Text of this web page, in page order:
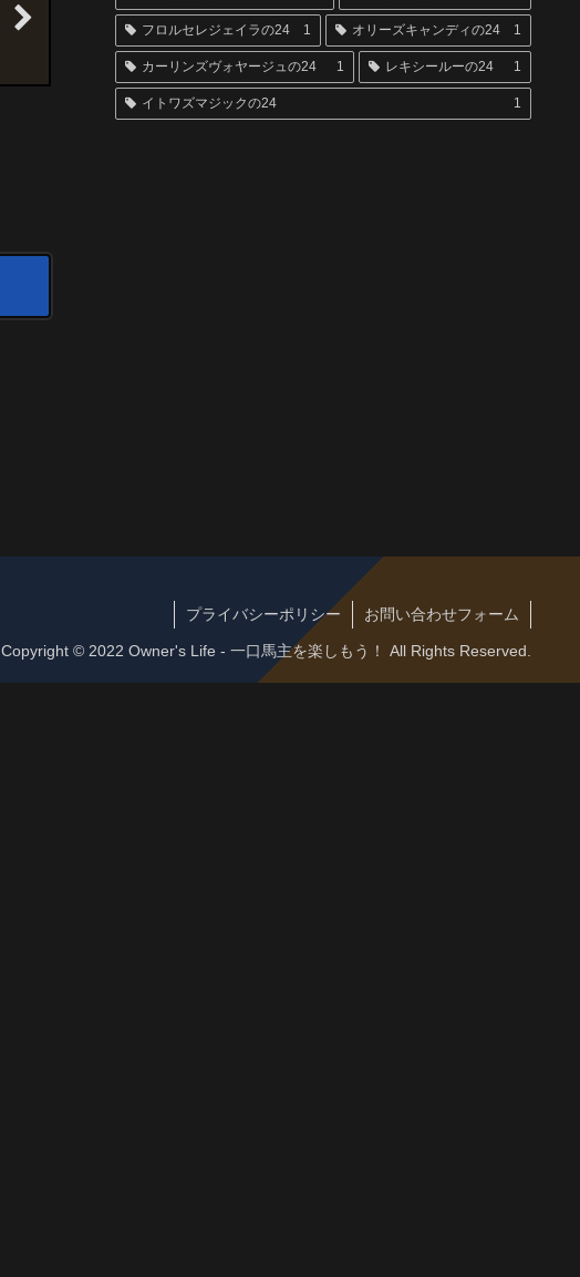
フロルセレジェイラの24 1 オリーズキャンディの24 1
カーリンズヴォヤージュの24 1 レキシールーの24 1
イトワズマジックの24 1
プライバシーポリシー お問い合わせフォーム
Copyright © 2022 Owner's Life - 一口馬主を楽しもう！ All Rights Reserved.